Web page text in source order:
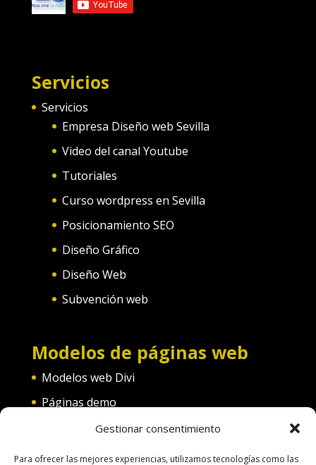
Gestionar consentimiento
Para ofrecer las mejores experiencias, utilizamos tecnologías como las
Servicios
Servicios
Empresa Diseño web Sevilla
Video del canal Youtube
Tutoriales
Curso wordpress en Sevilla
Posicionamiento SEO
Diseño Gráfico
Diseño Web
Subvención web
Modelos de páginas web
Modelos web Divi
Páginas demo
Web convento
Web diferentes categorías